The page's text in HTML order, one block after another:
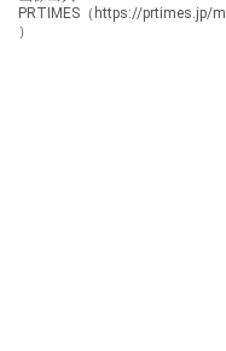
PRTIMES（https://prtimes.jp/
）